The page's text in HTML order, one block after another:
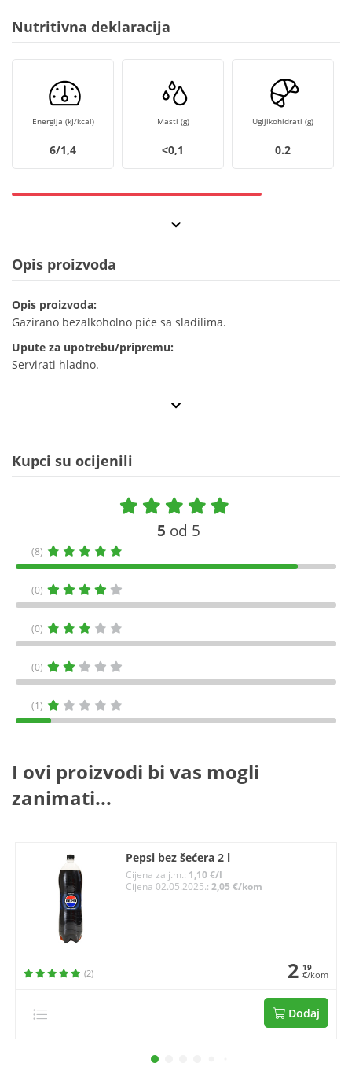
Nutritivna deklaracija
Energija (kJ/kcal)
6/1,4
Masti (g)
˂0,1
Ugljikohidrati (g)
0.2
Opis proizvoda
Opis proizvoda:
Gazirano bezalkoholno piće sa sladilima.
Upute za upotrebu/pripremu:
Servirati hladno.
Kupci su ocijenili
5 od 5
(8)
(0)
(0)
(0)
(1)
I ovi proizvodi bi vas mogli
zanimati...
Pepsi bez šećera 2 l
Cijena za j.m.: 1,10 €/l
Cijena 02.05.2025.:2,05 €/kom
(2) 2 19
€/kom
Dodaj